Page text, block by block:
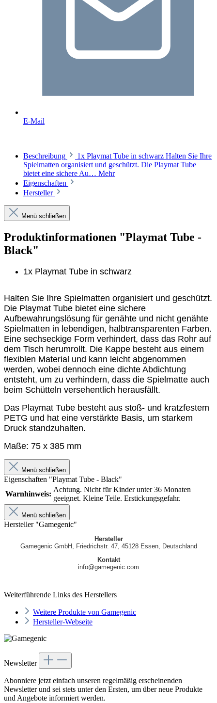
E-Mail
Beschreibung
1x Playmat Tube in schwarz Halten Sie Ihre
Spielmatten organisiert und geschützt. Die Playmat Tube
bietet eine sichere Au… Mehr
Eigenschaften
Hersteller
Menü schließen
Produktinformationen "Playmat Tube -
Black"
1x Playmat Tube in schwarz
Halten Sie Ihre Spielmatten organisiert und geschützt.
Die Playmat Tube bietet eine sichere
Aufbewahrungslösung für genähte und nicht genähte
Spielmatten in lebendigen, halbtransparenten Farben.
Eine sechseckige Form verhindert, dass das Rohr auf
dem Tisch herumrollt. Die Kappe besteht aus einem
flexiblen Material und kann leicht abgenommen
werden, wobei dennoch eine dichte Abdichtung
entsteht, um zu verhindern, dass die Spielmatte auch
beim Schütteln versehentlich herausfällt.
Das Playmat Tube besteht aus stoß- und kratzfestem
PETG und hat eine verstärkte Basis, um starkem
Druck standzuhalten.
Maße: 75 x 385 mm
Menü schließen
Eigenschaften "Playmat Tube - Black"
Warnhinweis:
Achtung. Nicht für Kinder unter 36 Monaten
geeignet. Kleine Teile. Erstickungsgefahr.
Menü schließen
Hersteller "Gamegenic"
Hersteller
Gamegenic GmbH, Friedrichstr. 47, 45128 Essen, Deutschland
Kontakt
info@gamegenic.com
Weiterführende Links des Herstellers
Weitere Produkte von Gamegenic
Hersteller-Webseite
Newsletter
Abonniere jetzt einfach unseren regelmäßig erscheinenden
Newsletter und sei stets unter den Ersten, um über neue Produkte
und Angebote informiert werden.